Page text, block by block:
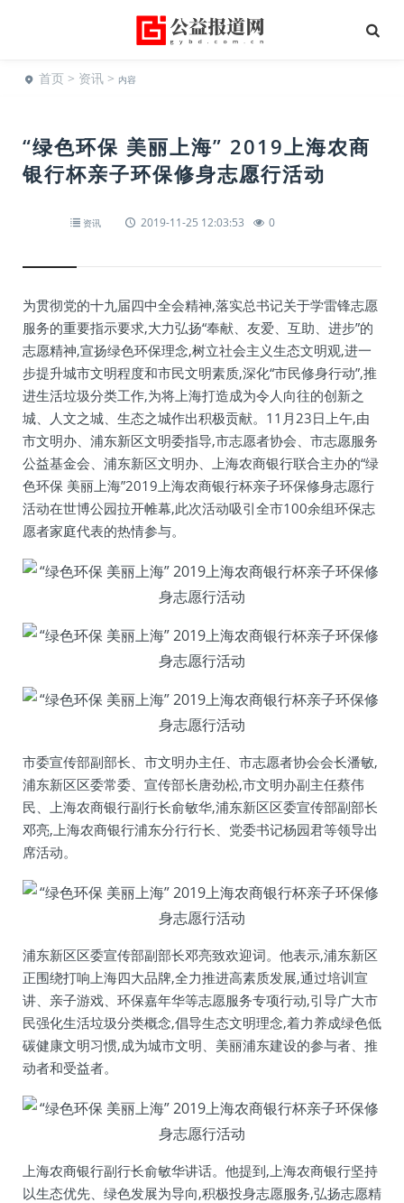
首页 > 资讯 > 内容
“绿色环保 美丽上海” 2019上海农商
银行杯亲子环保修身志愿行活动
资讯 2019-11-25 12:03:53 0
为贯彻党的十九届四中全会精神,落实总书记关于学雷锋志愿
服务的重要指示要求,大力弘扬“奉献、友爱、互助、进步”的
志愿精神,宣扬绿色环保理念,树立社会主义生态文明观,进一
步提升城市文明程度和市民文明素质,深化“市民修身行动”,推
进生活垃圾分类工作,为将上海打造成为令人向往的创新之
城、人文之城、生态之城作出积极贡献。11月23日上午,由
市文明办、浦东新区文明委指导,市志愿者协会、市志愿服务
公益基金会、浦东新区文明办、上海农商银行联合主办的“绿
色环保 美丽上海”2019上海农商银行杯亲子环保修身志愿行
活动在世博公园拉开帷幕,此次活动吸引全市100余组环保志
愿者家庭代表的热情参与。
市委宣传部副部长、市文明办主任、市志愿者协会会长潘敏,
浦东新区区委常委、宣传部长唐劲松,市文明办副主任蔡伟
民、上海农商银行副行长俞敏华,浦东新区区委宣传部副部长
邓亮,上海农商银行浦东分行行长、党委书记杨园君等领导出
席活动。
浦东新区区委宣传部副部长邓亮致欢迎词。他表示,浦东新区
正围绕打响上海四大品牌,全力推进高素质发展,通过培训宣
讲、亲子游戏、环保嘉年华等志愿服务专项行动,引导广大市
民强化生活垃圾分类概念,倡导生态文明理念,着力养成绿色低
碳健康文明习惯,成为城市文明、美丽浦东建设的参与者、推
动者和受益者。
上海农商银行副行长俞敏华讲话。他提到,上海农商银行坚持
以生态优先、绿色发展为导向,积极投身志愿服务,弘扬志愿精